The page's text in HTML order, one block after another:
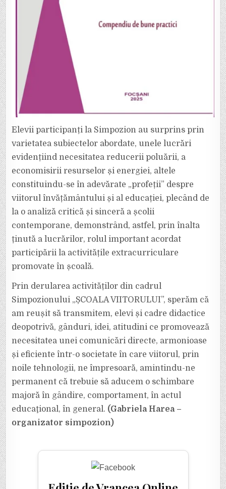
Elevii participanți la Simpozion au surprins prin
varietatea subiectelor abordate, unele lucrări
evidențiind necesitatea reducerii poluării, a
economisirii resurselor și energiei, altele
constituindu-se în adevărate „profeții” despre
viitorul învățământului și al educației, plecând de
la o analiză critică și sinceră a școlii
contemporane, demonstrând, astfel, prin înalta
ținută a lucrărilor, rolul important acordat
participării la activitățile extracurriculare
promovate în școală.
Prin derularea activităților din cadrul
Simpozionului „ȘCOALA VIITORULUI”, sperăm că
am reușit să transmitem, elevi și cadre didactice
deopotrivă, gânduri, idei, atitudini ce promovează
necesitatea unei comunicări directe, armonioase
și eficiente într-o societate în care viitorul, prin
noile tehnologii, ne împresoară, amintindu-ne
permanent că trebuie să aducem o schimbare
majoră în gândire, comportament, în actul
educaţional, în general. (Gabriela Harea –
organizator simpozion)